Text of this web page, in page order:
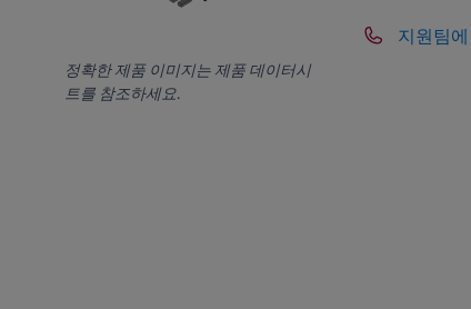
정확한 제품 이미지는 제품 데이터시
트를 참조하세요.
지원팀에